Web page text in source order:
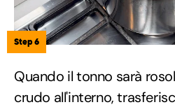
Step 6
Quando il tonno sarà
crudo all'interno,